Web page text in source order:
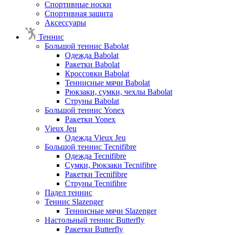
Спортивные носки
Спортивная защита
Аксессуары
Теннис
Большой теннис Babolat
Одежда Babolat
Ракетки Babolat
Кроссовки Babolat
Теннисные мячи Babolat
Рюкзаки, сумки, чехлы Babolat
Струны Babolat
Большой теннис Yonex
Ракетки Yonex
Vieux Jeu
Одежда Vieux Jeu
Большой теннис Tecnifibre
Одежда Tecnifibre
Сумки, Рюкзаки Tecnifibre
Ракетки Tecnifibre
Струны Tecnifibre
Падел теннис
Теннис Slazenger
Теннисные мячи Slazenger
Настольный теннис Butterfly
Ракетки Butterfly